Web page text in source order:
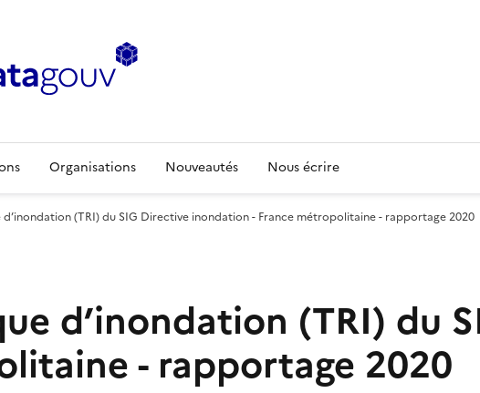
Organisations Nouveautés Nous écrire
(TRI) du SIG Directive inondation - France métropolitaine - rapportage 2020
d’inondation (TRI) du
- rapportage 2020